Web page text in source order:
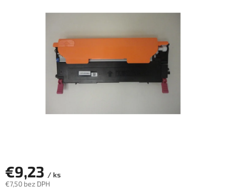
€9,23 / ks
€7,50 bez DPH